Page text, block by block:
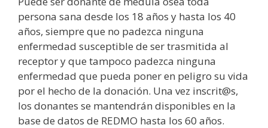
persona sana desde los 18 años y hasta los 40
años, siempre que no padezca ninguna
enfermedad susceptible de ser trasmitida al
receptor y que tampoco padezca ninguna
enfermedad que pueda poner en peligro su vida
por el hecho de la donación. Una vez inscrit@s,
los donantes se mantendrán disponibles en la
base de datos de REDMO hasta los 60 años.